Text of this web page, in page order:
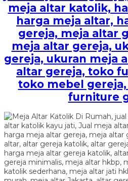
meja altar katolik,
harga meja altar,
gereja, meja altar
meja altar gereja,
gereja, ukuran meja
altar gereja, toko
toko mebel
furniture